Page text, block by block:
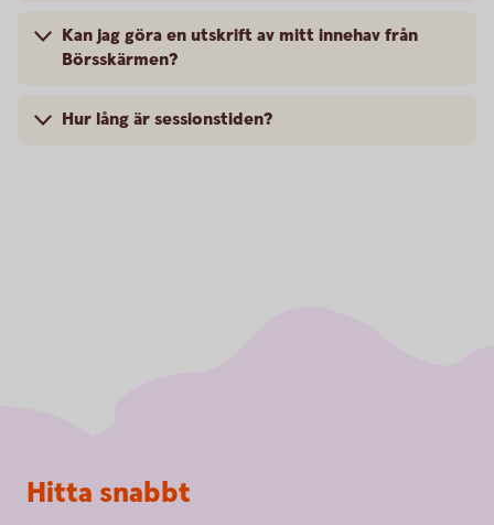
Kan jag göra en utskrift av mitt innehav från
Börsskärmen?
Hur lång är sessionstiden?
Sidfot
Hitta snabbt